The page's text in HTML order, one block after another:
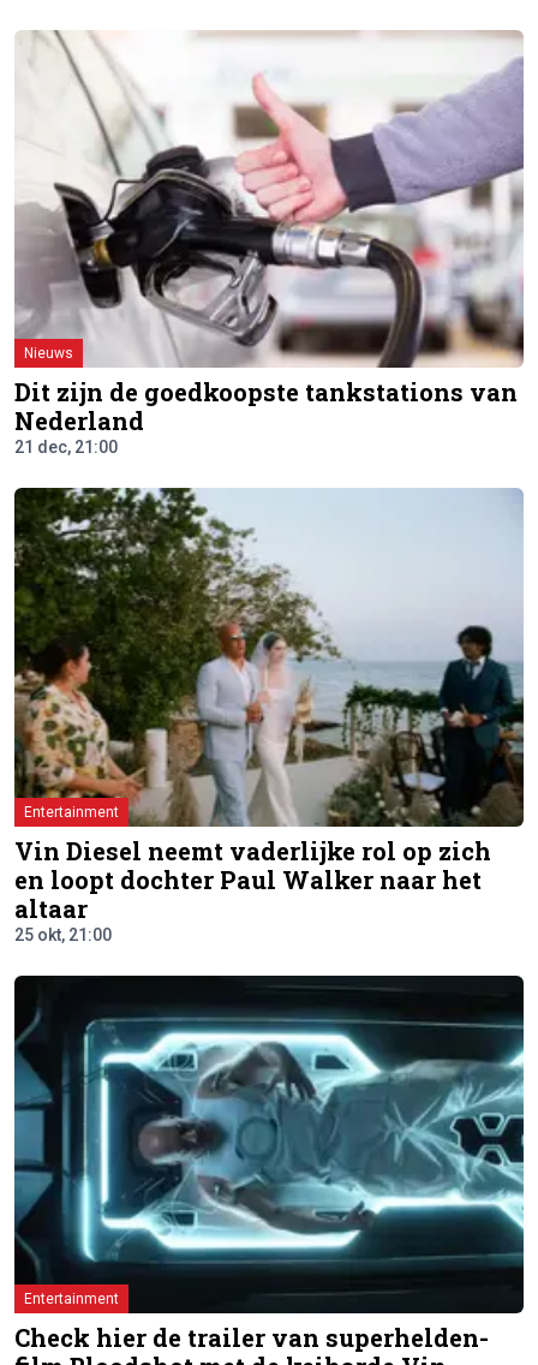
Nieuws
Dit zijn de goedkoopste tankstations van
Nederland
21 dec, 21:00
Entertainment
Vin Diesel neemt vaderlijke rol op zich
en loopt dochter Paul Walker naar het
altaar
25 okt, 21:00
Entertainment
Check hier de trailer van superhelden-